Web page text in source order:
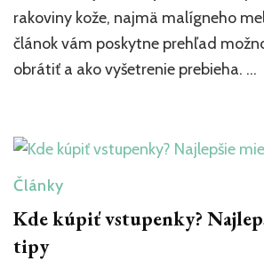
postupy
rakoviny kože, najmä malígneho
článok vám poskytne prehľad
obrátiť a ako vyšetrenie prebieha. …
Články
Kde kúpiť vstupenky?
tipy